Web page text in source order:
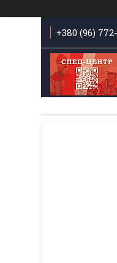
+380 (96)